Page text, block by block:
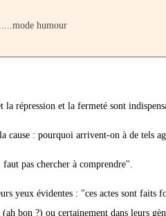
humour
répression et la fermeté sont
cause : pourquoi arrivent-on à de tels
pas chercher à comprendre".
yeux évidentes : "ces actes sont faits
bon ?) ou certainement dans leurs